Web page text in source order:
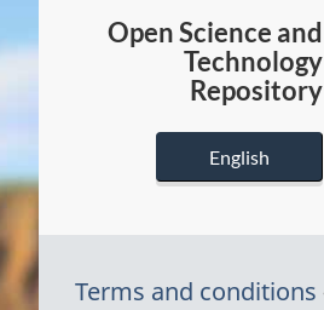
Open Science and
Technology
Repository
English
Terms and conditions